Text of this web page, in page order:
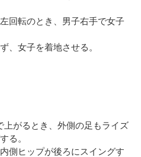
回転のとき、男子右手で女子
、女子を着地させる。
上がるとき、外側の足もライズ
る。
側ヒップが後ろにスイングす